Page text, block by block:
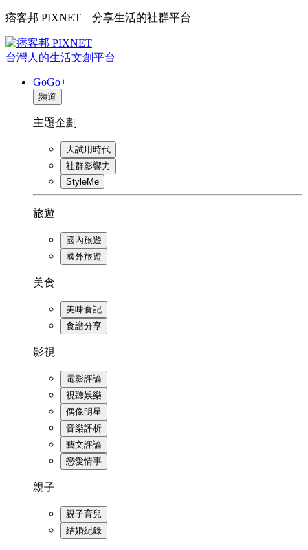
痞客邦 PIXNET – 分享生活的社群平台
台灣人的生活文創平台
GoGo+
頻道
主題企劃
大試用時代
社群影響力
StyleMe
旅遊
國內旅遊
國外旅遊
美食
美味食記
食譜分享
影視
電影評論
視聽娛樂
偶像明星
音樂評析
藝文評論
戀愛情事
親子
親子育兒
結婚紀錄